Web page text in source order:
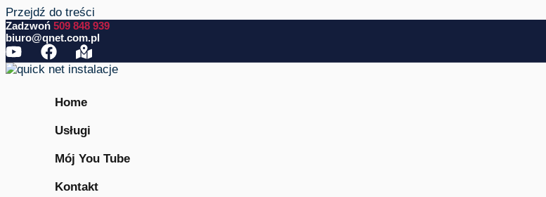
Przejdź do treści
Zadzwoń 509 848 939
biuro@qnet.com.pl
Home
Usługi
Mój You Tube
Kontakt